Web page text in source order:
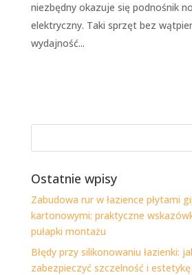
niezbędny okazuje się podnośnik
elektryczny. Taki sprzęt bez
wydajność...
Ostatnie wpisy
Zabudowa rur w łazience płytami
kartonowymi: praktyczne
pułapki montażu
Błędy przy silikonowaniu łazienki:
zabezpieczyć szczelność i